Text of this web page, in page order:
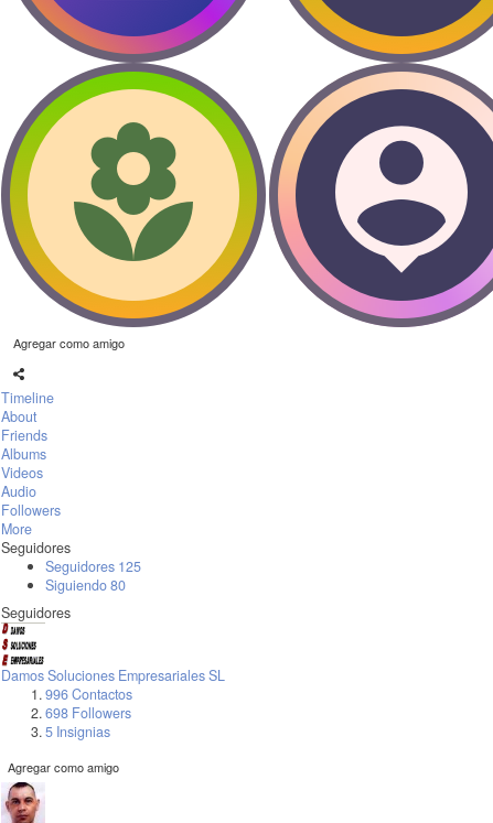
Agregar como amigo
Timeline
About
Friends
Albums
Videos
Audio
Followers
More
Seguidores
Seguidores 125
Siguiendo80
Seguidores
Damos Soluciones Empresariales SL
996 Contactos
698 Followers
5 Insignias
Agregar como amigo